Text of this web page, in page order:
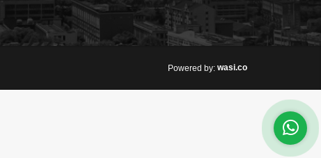
Powered by: wasi.co